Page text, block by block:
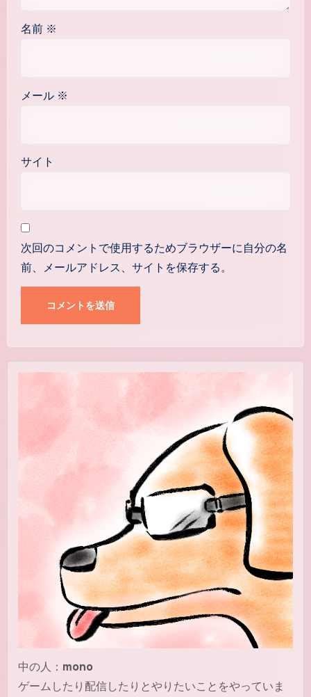
名前 ※
メール ※
サイト
次回のコメントで使用するためブラウザーに自分の名
前、メールアドレス、サイトを保存する。
中の人： mono
ゲームしたり配信したりとやりたいことをやっていま